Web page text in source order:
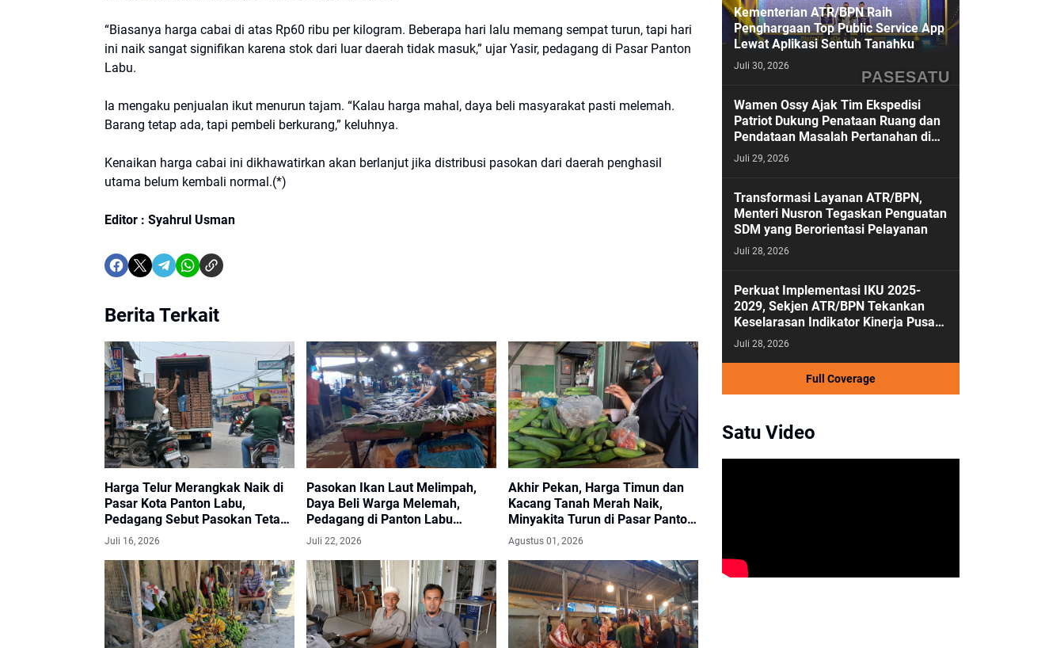
“Biasanya harga cabai di atas Rp60 ribu per kilogram. Beberapa hari lalu memang sempat turun, tapi hari
ini naik sangat signifikan karena stok dari luar daerah tidak masuk,” ujar Yasir, pedagang di Pasar Panton
Labu.
Ia mengaku penjualan ikut menurun tajam. “Kalau harga mahal, daya beli masyarakat pasti melemah.
Barang tetap ada, tapi pembeli berkurang,” keluhnya.
Kenaikan harga cabai ini dikhawatirkan akan berlanjut jika distribusi pasokan dari daerah penghasil
utama belum kembali normal.(*)
Editor : Syahrul Usman
Berita Terkait
Harga Telur Merangkak Naik di
Pasar Kota Panton Labu,
Pedagang Sebut Pasokan Tetap
Lancar
Juli 16, 2026
Pasokan Ikan Laut Melimpah,
Daya Beli Warga Melemah,
Pedagang di Panton Labu
Keluhkan Penurunan Omzet
Juli 22, 2026
Akhir Pekan, Harga Timun dan
Kacang Tanah Merah Naik,
Minyakita Turun di Pasar Panton
Labu
Agustus 01, 2026
PASESATU
Kementerian ATR/BPN Raih
Penghargaan Top Public Service App
Lewat Aplikasi Sentuh Tanahku
Juli 30, 2026
Wamen Ossy Ajak Tim Ekspedisi
Patriot Dukung Penataan Ruang dan
Pendataan Masalah Pertanahan di
Kawasan Transmigrasi
Juli 29, 2026
Transformasi Layanan ATR/BPN,
Menteri Nusron Tegaskan Penguatan
SDM yang Berorientasi Pelayanan
Juli 28, 2026
Perkuat Implementasi IKU 2025-
2029, Sekjen ATR/BPN Tekankan
Keselarasan Indikator Kinerja Pusat
dan Daerah
Juli 28, 2026
Full Coverage
Satu Video